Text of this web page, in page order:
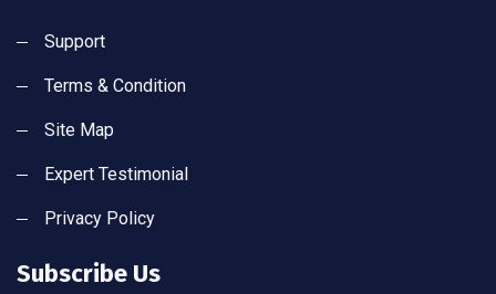
Support
Terms & Condition
Site Map
Expert Testimonial
Privacy Policy
Subscribe Us